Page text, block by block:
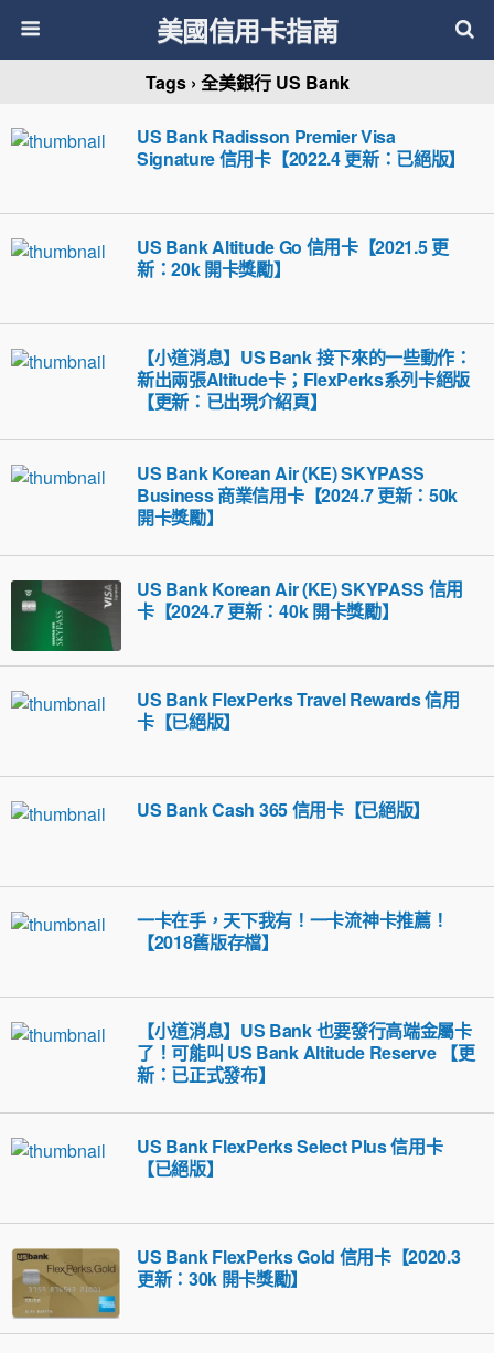
美國信用卡指南
Tags › 全美銀行 US Bank
US Bank Radisson Premier Visa
Signature 信用卡【2022.4 更新：已絕版】
US Bank Altitude Go 信用卡【2021.5 更
新：20k 開卡獎勵】
【小道消息】US Bank 接下來的一些動作：
新出兩張Altitude卡；FlexPerks系列卡絕版
【更新：已出現介紹頁】
US Bank Korean Air (KE) SKYPASS
Business 商業信用卡【2024.7 更新：50k
開卡獎勵】
US Bank Korean Air (KE) SKYPASS 信用
卡【2024.7 更新：40k 開卡獎勵】
US Bank FlexPerks Travel Rewards 信用
卡【已絕版】
US Bank Cash 365 信用卡【已絕版】
一卡在手，天下我有！一卡流神卡推薦！
【2018舊版存檔】
【小道消息】US Bank 也要發行高端金屬卡
了！可能叫 US Bank Altitude Reserve 【更
新：已正式發布】
US Bank FlexPerks Select Plus 信用卡
【已絕版】
US Bank FlexPerks Gold 信用卡【2020.3
更新：30k 開卡獎勵】